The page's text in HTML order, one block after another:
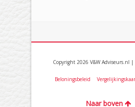
Copyright 2026 V&W Adviseurs.nl |
Beloningsbeleid
Naar boven